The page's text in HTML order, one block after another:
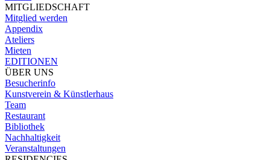
MITGLIEDSCHAFT
Mitglied werden
Appendix
Ateliers
Mieten
EDITIONEN
ÜBER UNS
Besucherinfo
Kunstverein & Künstlerhaus
Team
Restaurant
Bibliothek
Nachhaltigkeit
Veranstaltungen